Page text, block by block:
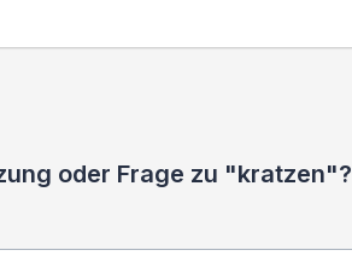
oder Frage zu "kratzen"?